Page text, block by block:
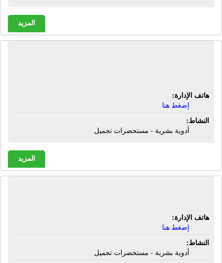
المزيد
هاتف الإدارة:
إضغط هنا
النشاط:
أدوية بشرية - مستحضرات تجميل
المزيد
هاتف الإدارة:
إضغط هنا
النشاط:
أدوية بشرية - مستحضرات تجميل